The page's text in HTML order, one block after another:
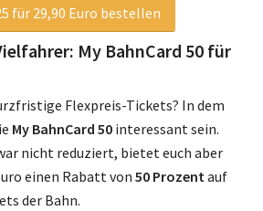
für 29,90 Euro bestellen
My BahnCard 50 für
Flexpreis-Tickets? In dem
My BahnCard 50interessant sein.
nicht reduziert, bietet euch aber
einen Rabatt von 50 Prozentauf
der Bahn.